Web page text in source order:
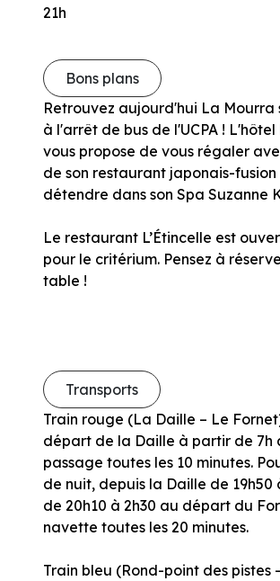
21h
Bons plans
Retrouvez aujourd'hui La Mourra
à l'arrêt de bus de l'UCPA !
vous propose de vous régaler
de son restaurant japonais-
détendre dans son Spa Suzanne
Le restaurant L’Étincelle est
pour le critérium. Pensez à
table !
Transports
Train rouge (La Daille – Le
départ de la Daille à partir de 7h
passage toutes les 10 minutes.
de nuit, depuis la Daille de 19h50
de 20h10 à 2h30 au départ du
navette toutes les 20 minutes.
Train bleu (Rond-point des pistes